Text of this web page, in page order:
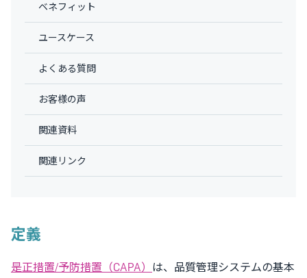
ベネフィット
ユースケース
よくある質問
お客様の声
関連資料
関連リンク
定義
是正措置/予防措置（CAPA） は、品質管理システムの基本